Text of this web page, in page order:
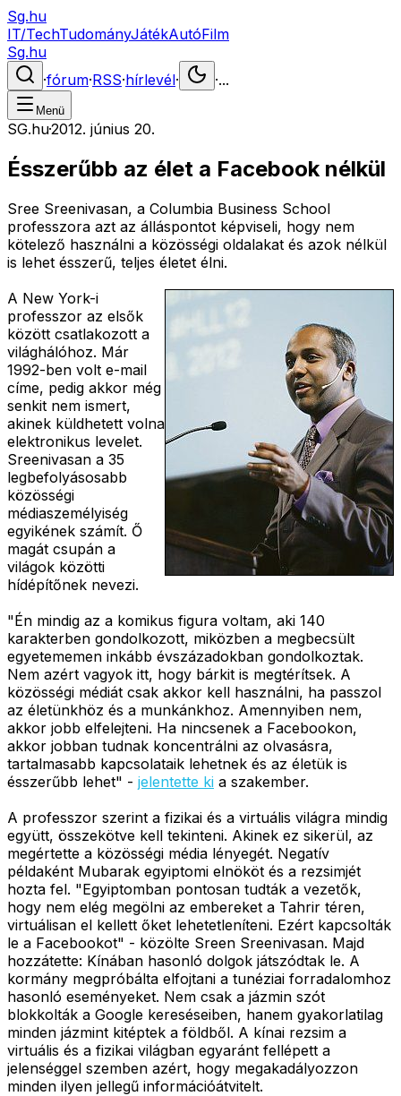
Sg.hu
IT/TechTudományJátékAutóFilm
Sg.hu
·fórum·RSS·hírlevél· ·...
Menü
SG.hu·2012. június 20.
Ésszerűbb az élet a Facebook nélkül
Sree Sreenivasan, a Columbia Business School
professzora azt az álláspontot képviseli, hogy nem
kötelező használni a közösségi oldalakat és azok nélkül
is lehet ésszerű, teljes életet élni.
A New York-i
professzor az elsők
között csatlakozott a
világhálóhoz. Már
1992-ben volt e-mail
címe, pedig akkor még
senkit nem ismert,
akinek küldhetett volna
elektronikus levelet.
Sreenivasan a 35
legbefolyásosabb
közösségi
médiaszemélyiség
egyikének számít. Ő
magát csupán a
világok közötti
hídépítőnek nevezi.
"Én mindig az a komikus figura voltam, aki 140
karakterben gondolkozott, miközben a megbecsült
egyetememen inkább évszázadokban gondolkoztak.
Nem azért vagyok itt, hogy bárkit is megtérítsek. A
közösségi médiát csak akkor kell használni, ha passzol
az életünkhöz és a munkánkhoz. Amennyiben nem,
akkor jobb elfelejteni. Ha nincsenek a Facebookon,
akkor jobban tudnak koncentrálni az olvasásra,
tartalmasabb kapcsolataik lehetnek és az életük is
ésszerűbb lehet" - jelentette ki a szakember.
A professzor szerint a fizikai és a virtuális világra mindig
együtt, összekötve kell tekinteni. Akinek ez sikerül, az
megértette a közösségi média lényegét. Negatív
példaként Mubarak egyiptomi elnököt és a rezsimjét
hozta fel. "Egyiptomban pontosan tudták a vezetők,
hogy nem elég megölni az embereket a Tahrir téren,
virtuálisan el kellett őket lehetetleníteni. Ezért kapcsolták
le a Facebookot" - közölte Sreen Sreenivasan. Majd
hozzátette: Kínában hasonló dolgok játszódtak le. A
kormány megpróbálta elfojtani a tunéziai forradalomhoz
hasonló eseményeket. Nem csak a jázmin szót
blokkolták a Google kereséseiben, hanem gyakorlatilag
minden jázmint kitéptek a földből. A kínai rezsim a
virtuális és a fizikai világban egyaránt fellépett a
jelenséggel szemben azért, hogy megakadályozzon
minden ilyen jellegű információátvitelt.